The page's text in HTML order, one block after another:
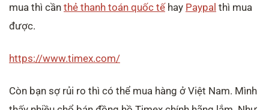
mua thì cần thẻ thanh toán quốc tếhay Paypal thì mua
được.
https://www.timex.com/
Còn bạn sợ rủi ro thì có thể mua hàng ở Việt Nam. Mình